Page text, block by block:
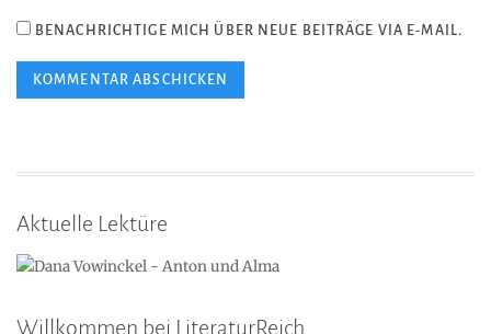
BENACHRICHTIGE MICH ÜBER NEUE BEITRÄGE VIA E-MAIL.
Aktuelle Lektüre
Willkommen bei LiteraturReich